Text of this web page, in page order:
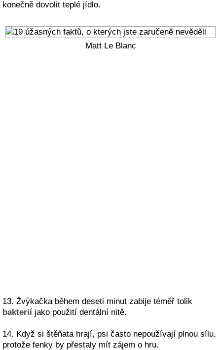
konečně dovolit teplé jídlo.
Matt Le Blanc
13. Žvýkačka během deseti minut zabije téměř tolik
bakterií jako použití dentální nitě.
14. Když si štěňata hrají, psi často nepoužívají plnou sílu,
protože fenky by přestaly mít zájem o hru.